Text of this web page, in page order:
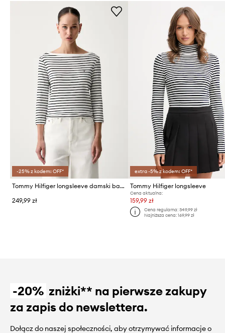
-25% z kodem: OFF*
Tommy Hilfiger longsleeve damski bawełniany
249,99 zł
extra -5% z kodem: OFF*
Tommy Hilfiger longsleeve
Cena aktualna:
159,99 zł
Cena regularna: 349,99 zł
Najniższa cena: 169,99 zł
-20% zniżki** na pierwsze zakupy
za zapis do newslettera.
Dołącz do naszej społeczności, aby otrzymywać informacje o